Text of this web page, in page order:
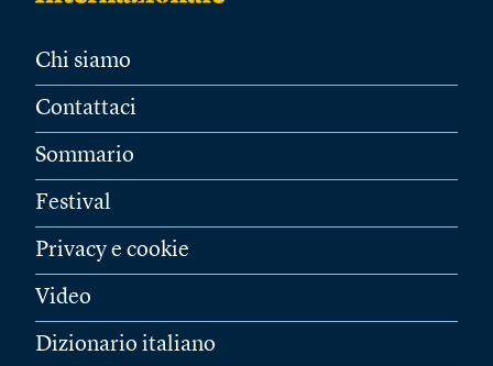
Chi siamo
Contattaci
Sommario
Festival
Privacy e cookie
Video
Dizionario italiano